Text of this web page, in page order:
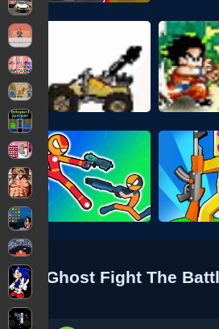
Ghost Fight The